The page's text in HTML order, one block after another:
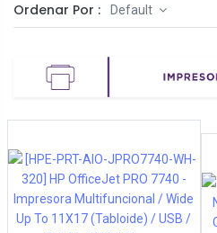
Ordenar Por : Default